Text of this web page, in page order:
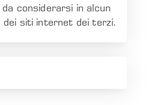
considerarsi in alcun
dei siti internet dei terzi.